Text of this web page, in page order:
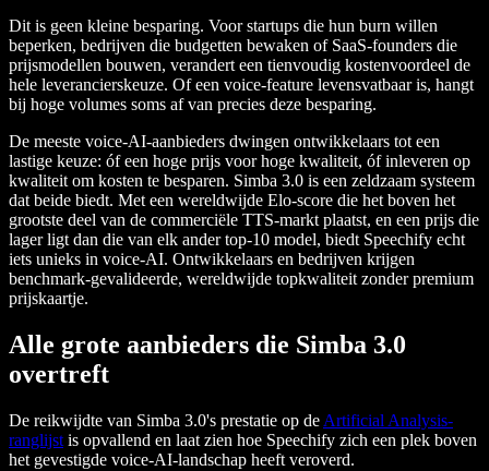
Dit is geen kleine besparing. Voor startups die hun burn willen
beperken, bedrijven die budgetten bewaken of SaaS-founders die
prijsmodellen bouwen, verandert een tienvoudig kostenvoordeel de
hele leverancierskeuze. Of een voice-feature levensvatbaar is, hangt
bij hoge volumes soms af van precies deze besparing.
De meeste voice-AI-aanbieders dwingen ontwikkelaars tot een
lastige keuze: óf een hoge prijs voor hoge kwaliteit, óf inleveren op
kwaliteit om kosten te besparen. Simba 3.0 is een zeldzaam systeem
dat beide biedt. Met een wereldwijde Elo-score die het boven het
grootste deel van de commerciële TTS-markt plaatst, en een prijs die
lager ligt dan die van elk ander top-10 model, biedt Speechify echt
iets unieks in voice-AI. Ontwikkelaars en bedrijven krijgen
benchmark-gevalideerde, wereldwijde topkwaliteit zonder premium
prijskaartje.
Alle grote aanbieders die Simba 3.0
overtreft
De reikwijdte van Simba 3.0's prestatie op de Artificial Analysis-
ranglijst is opvallend en laat zien hoe Speechify zich een plek boven
het gevestigde voice-AI-landschap heeft veroverd.